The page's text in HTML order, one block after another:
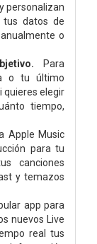
personalizan
datos de
o
Para
o tu último
quieres elegir
tiempo,
Apple Music
para tu
canciones
y temazos
app para
nuevos Live
real tus